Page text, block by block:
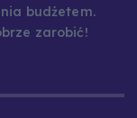
budżetem.
zarobić!